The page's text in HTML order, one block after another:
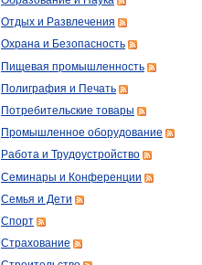
Отдых и Развлечения
Охрана и Безопасность
Пищевая промышленность
Полиграфия и Печать
Потребительские товары
Промышленное оборудование
Работа и Трудоустройство
Семинары и Конференции
Семья и Дети
Спорт
Страхование